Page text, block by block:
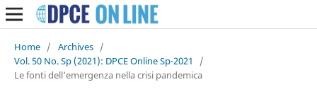
Home / Archives /
Vol. 50 No. Sp (2021): DPCE Online Sp-2021
/
Le fonti dell’emergenza nella crisi pandemica